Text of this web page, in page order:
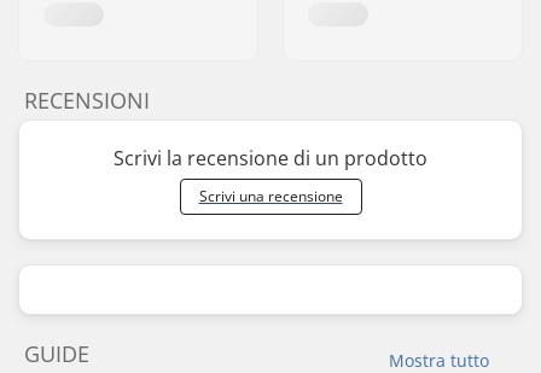
RECENSIONI
Scrivi la recensione di un prodotto
Scrivi una recensione
Mostra tutto
GUIDE